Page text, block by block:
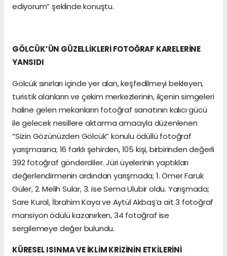
ediyorum” şeklinde konuştu.
GÖLCÜK’ÜN GÜZELLİKLERİ FOTOĞRAF KARELERİNE
YANSIDI
Gölcük sınırları içinde yer alan, keşfedilmeyi bekleyen,
turistik alanların ve çekim merkezlerinin, ilçenin simgeleri
haline gelen mekanların fotoğraf sanatının kalıcı gücü
ile gelecek nesillere aktarma amacıyla düzenlenen
“Sizin Gözünüzden Gölcük” konulu ödüllü fotoğraf
yarışmasına; 16 farklı şehirden, 105 kişi, birbirinden değerli
392 fotoğraf gönderdiler. Jüri üyelerinin yaptıkları
değerlendirmenin ardından yarışmada; 1. Ömer Faruk
Güler, 2. Melih Sular, 3. ise Sema Ulubir oldu. Yarışmada;
Sare Kural, İbrahim Kaya ve Aytül Akbaş’a ait 3 fotoğraf
mansiyon ödülü kazanırken, 34 fotoğraf ise
sergilemeye değer bulundu.
KÜRESEL ISINMA VE İKLİM KRİZİNİN ETKİLERİNİ